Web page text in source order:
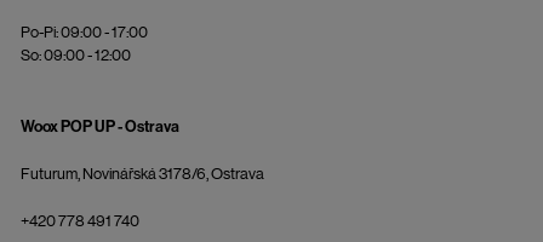
Po-Pi: 09:00 - 17:00
So: 09:00 - 12:00
Woox POP UP - Ostrava
Futurum, Novinářská 3178/6, Ostrava
+420 778 491 740